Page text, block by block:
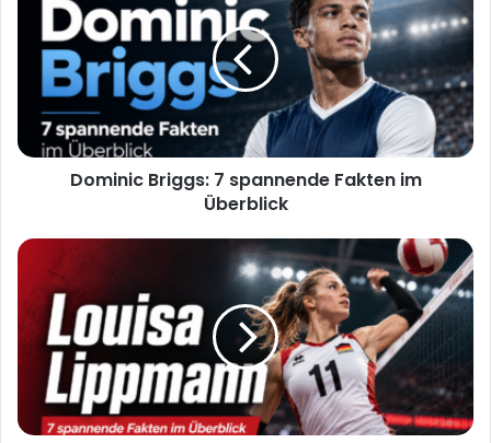
spannende
Fakten
Überblick
Dominic Briggs: 7 spannende Fakten im
Überblick
Louisa
Lippmann:
spannende
Fakten
im
Überblick